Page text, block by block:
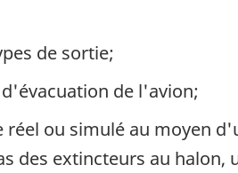
de sortie;
de l'avion;
ou simulé au moyen
des extincteurs au